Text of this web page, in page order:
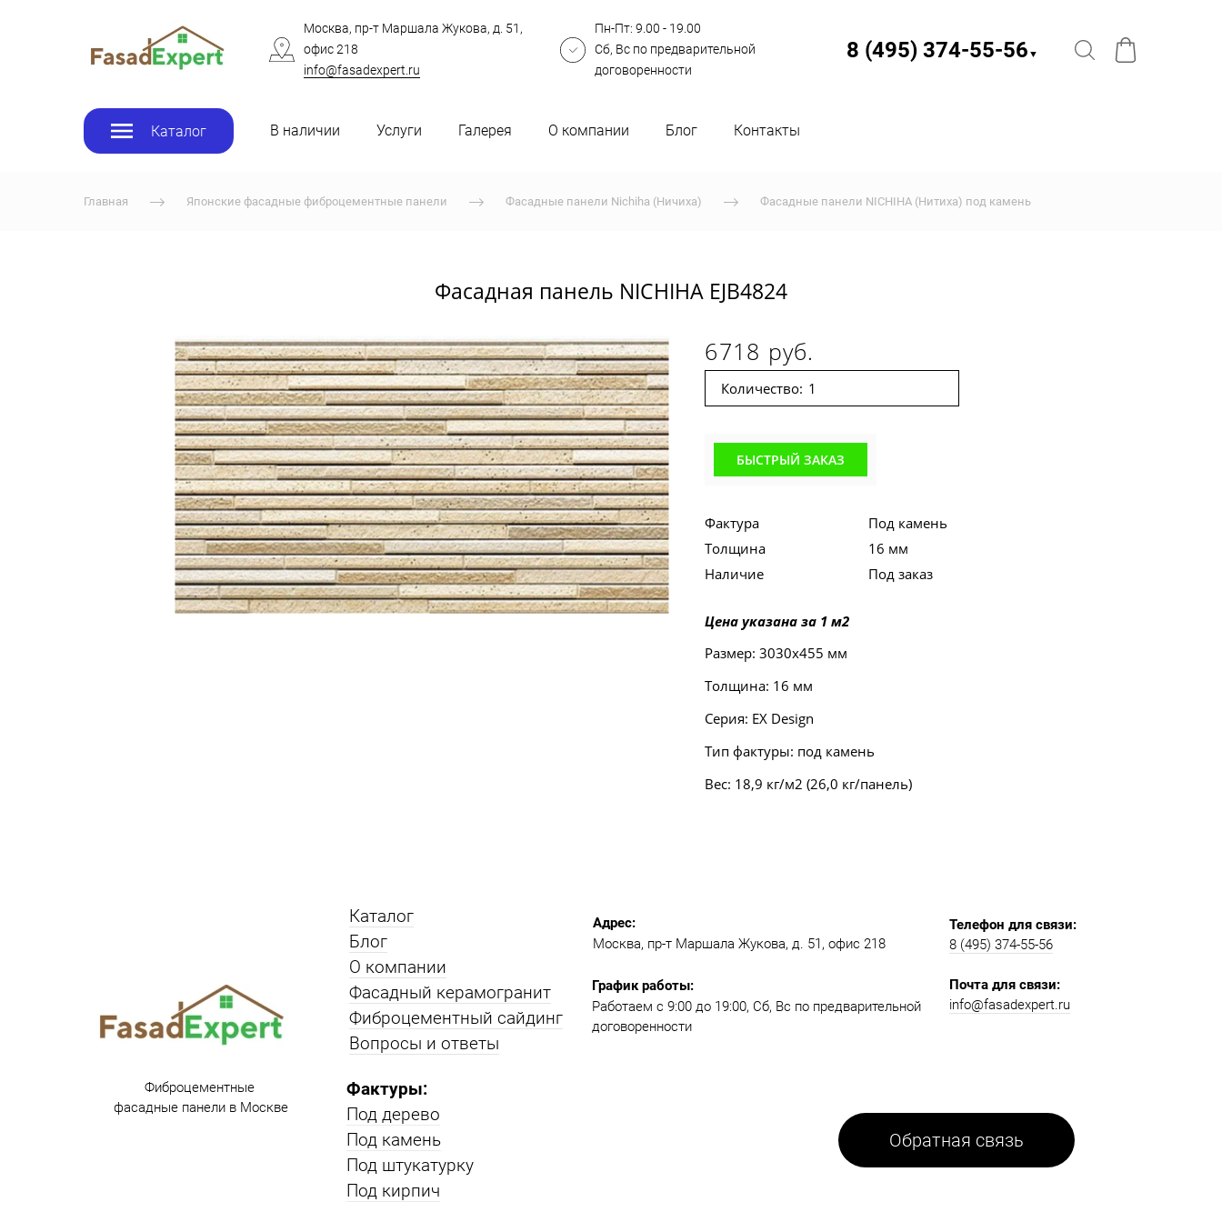
Москва, пр-т Маршала Жукова, д. 51,
офис 218
info@fasadexpert.ru
Пн-Пт: 9.00 - 19.00
Сб, Вс по предварительной
договоренности
8 (495) 374-55-56​ ▼
Каталог В наличии Услуги Галерея О компании Блог Контакты
Главная Японские фасадные фиброцементные панели Фасадные панели Nichiha (Ничиха) Фасадные панели NICHIHA (Нитиха) под камень
Фасадная панель NICHIHA EJB4824
6718 руб.
Количество:
БЫСТРЫЙ ЗАКАЗ
Фактура
Под камень
Толщина
16 мм
Наличие
Под заказ
Цена указана за 1 м2
Размер: 3030х455 мм
Толщина: 16 мм
Серия: EX Design
Тип фактуры: под камень
Вес: 18,9 кг/м2 (26,0 кг/панель)
Фактуры:
Под дерево
Под камень
Под штукатурку
Под кирпич
Работаем с 9:00 до 19:00​, Сб, Вс по предварительной
договоренности
Москва, пр-т Маршала Жукова, д. 51, офис 218​​
Каталог
Блог
О компании
Фасадный керамогранит
Фиброцементный сайдинг
Вопросы и ответы
Адрес:
График работы:
Телефон для связи:
8 (495) 374-55-56​
Почта для связи:
info@fasadexpert.ru
Обратная связь
Фиброцементные
фасадные панели в Москве